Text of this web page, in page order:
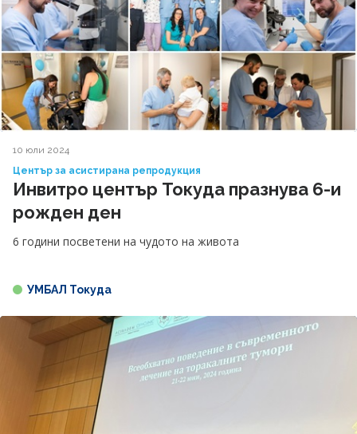
10 юли 2024
Център за асистирана репродукция
Инвитро център Токуда празнува 6-и
рожден ден
6 години посветени на чудото на живота
УМБАЛ Токуда